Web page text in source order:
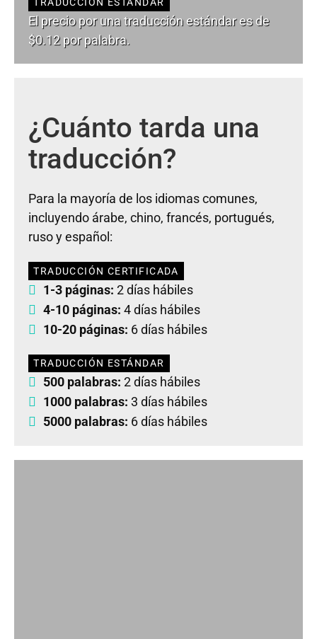
El precio por una traducción estándar es de
$0.12 por palabra.
¿Cuánto tarda una
traducción?
Para la mayoría de los idiomas comunes,
incluyendo árabe, chino, francés, portugués,
ruso y español:
TRADUCCIÓN CERTIFICADA
1-3 páginas: 2 días hábiles
4-10 páginas: 4 días hábiles
10-20 páginas: 6 días hábiles
TRADUCCIÓN ESTÁNDAR
500 palabras: 2 días hábiles
1000 palabras: 3 días hábiles
5000 palabras: 6 días hábiles